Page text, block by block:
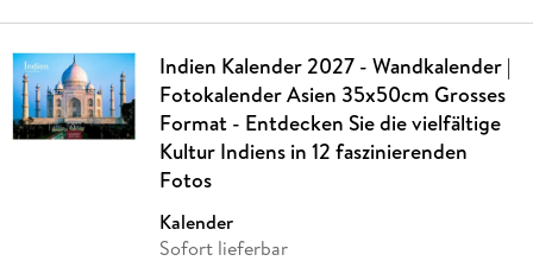
Indien Kalender 2027 - Wandkalender |
Fotokalender Asien 35x50cm Grosses
Format - Entdecken Sie die vielfältige
Kultur Indiens in 12 faszinierenden
Fotos
Kalender
Sofort lieferbar